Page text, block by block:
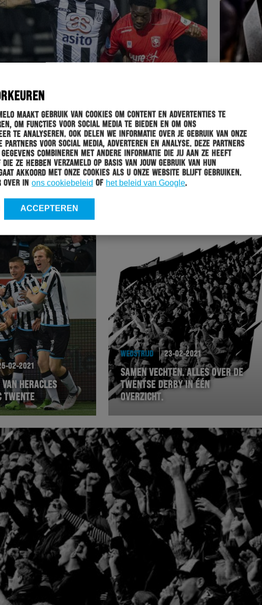
maakt gebruik van cookies om content en advertenties te
om functies voor social media te bieden en om ons
te analyseren. Ook delen we informatie over je gebruik van onze
partners voor social media, adverteren en analyse. Deze partners
gegevens combineren met andere informatie die jij aan ze heeft
ze hebben verzameld op basis van jouw gebruik van hun
akkoord met onze cookies als u onze website blijft gebruiken.
over in ons cookiebeleid of het beleid van Google.
ACCEPTEREN
WEDSTRIJD 27-02-2021
02-2021
HERACLES
TWENTE
WEDSTRIJD 23-02-2021
SAMEN VECHTEN. ALLES OVER DE
TWENTSE DERBY IN ÉÉN
OVERZICHT.